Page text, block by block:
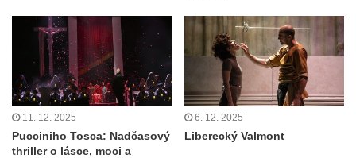
11. 12. 2025
Pucciniho Tosca: Nadčasový
thriller o lásce, moci a
6. 12. 2025
Liberecký Valmont